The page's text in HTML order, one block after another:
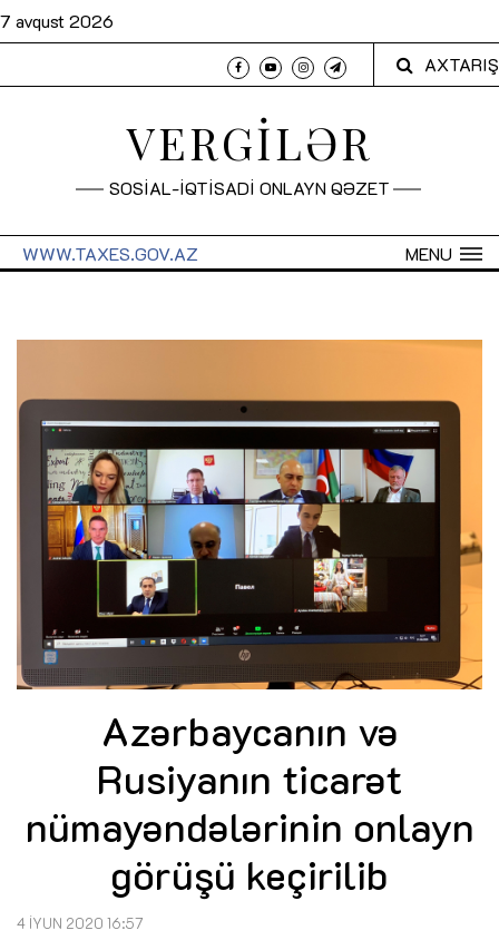
7 avqust 2026
AXTARIŞ
VERGİLƏR
SOSİAL-İQTİSADİ ONLAYN QƏZET
MENU
WWW.TAXES.GOV.AZ
Azərbaycanın və
Rusiyanın ticarət
nümayəndələrinin onlayn
görüşü keçirilib
4 İYUN 2020 16:57